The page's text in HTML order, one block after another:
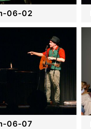
06-02
06-07